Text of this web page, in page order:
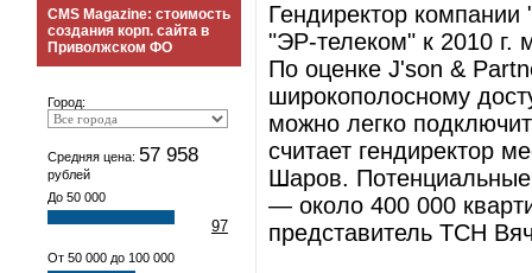
CMS Magazine: стоимость
создания корп. сайта в
Приволжском ФО
Город:
Средняя цена: 57 958
рублей
До 50 000
97
От 50 000 до 100 000
Гендиректор компании
"ЭР-телеком" к 2010 г.
По оценке J'son &
широкополосному
можно легко
считает гендиректор
Шаров.
— около 400 000
представитель ТСН